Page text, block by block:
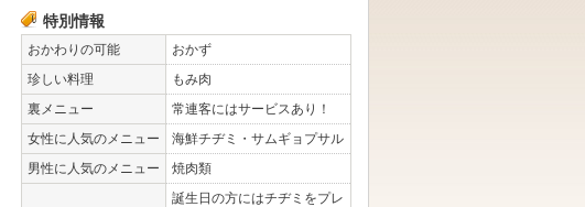
特別情報
おかわりの可能
おかず
珍しい料理
もみ肉
裏メニュー
常連客にはサービスあり！
女性に人気のメニュー
海鮮チヂミ・サムギョプサル
男性に人気のメニュー
焼肉類
誕生日の方にはチヂミをプレ